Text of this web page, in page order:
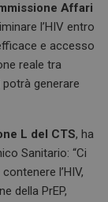
Affari
l’HIV entro
e accesso
reale tra
generare
L del CTS, ha
Sanitario: “Ci
l’HIV,
della PrEP,